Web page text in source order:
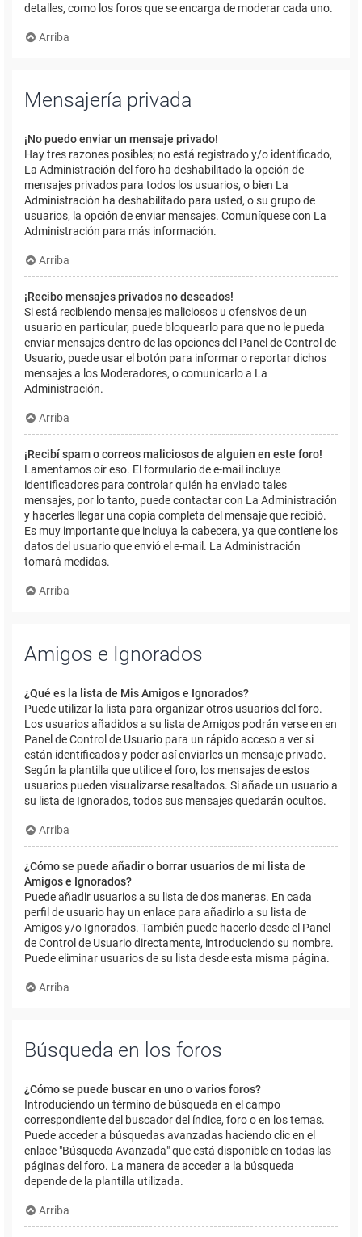
detalles, como los foros que se encarga de moderar cada uno.
Arriba
Mensajería privada
¡No puedo enviar un mensaje privado!
Hay tres razones posibles; no está registrado y/o identificado,
La Administración del foro ha deshabilitado la opción de
mensajes privados para todos los usuarios, o bien La
Administración ha deshabilitado para usted, o su grupo de
usuarios, la opción de enviar mensajes. Comuníquese con La
Administración para más información.
Arriba
¡Recibo mensajes privados no deseados!
Si está recibiendo mensajes maliciosos u ofensivos de un
usuario en particular, puede bloquearlo para que no le pueda
enviar mensajes dentro de las opciones del Panel de Control de
Usuario, puede usar el botón para informar o reportar dichos
mensajes a los Moderadores, o comunicarlo a La
Administración.
Arriba
¡Recibí spam o correos maliciosos de alguien en este foro!
Lamentamos oír eso. El formulario de e-mail incluye
identificadores para controlar quién ha enviado tales
mensajes, por lo tanto, puede contactar con La Administración
y hacerles llegar una copia completa del mensaje que recibió.
Es muy importante que incluya la cabecera, ya que contiene los
datos del usuario que envió el e-mail. La Administración
tomará medidas.
Arriba
Amigos e Ignorados
¿Qué es la lista de Mis Amigos e Ignorados?
Puede utilizar la lista para organizar otros usuarios del foro.
Los usuarios añadidos a su lista de Amigos podrán verse en en
Panel de Control de Usuario para un rápido acceso a ver si
están identificados y poder así enviarles un mensaje privado.
Según la plantilla que utilice el foro, los mensajes de estos
usuarios pueden visualizarse resaltados. Si añade un usuario a
su lista de Ignorados, todos sus mensajes quedarán ocultos.
Arriba
¿Cómo se puede añadir o borrar usuarios de mi lista de
Amigos e Ignorados?
Puede añadir usuarios a su lista de dos maneras. En cada
perfil de usuario hay un enlace para añadirlo a su lista de
Amigos y/o Ignorados. También puede hacerlo desde el Panel
de Control de Usuario directamente, introduciendo su nombre.
Puede eliminar usuarios de su lista desde esta misma página.
Arriba
Búsqueda en los foros
¿Cómo se puede buscar en uno o varios foros?
Introduciendo un término de búsqueda en el campo
correspondiente del buscador del índice, foro o en los temas.
Puede acceder a búsquedas avanzadas haciendo clic en el
enlace "Búsqueda Avanzada" que está disponible en todas las
páginas del foro. La manera de acceder a la búsqueda
depende de la plantilla utilizada.
Arriba